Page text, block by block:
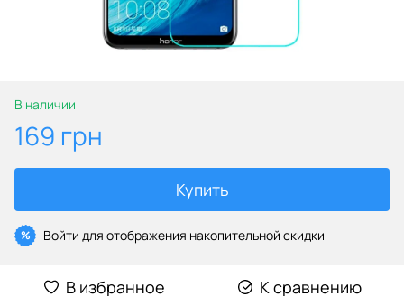
В наличии
169 грн
Купить
% Войти для отображения накопительной скидки
В избранное К сравнению